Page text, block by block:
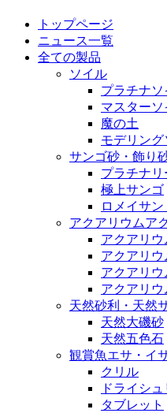
トップページ
ニュース一覧
全ての製品
ソイル
プラチナソ
マスターソ
魔の土
モデリング
サンゴ砂・飾り
プラチナリ
極上サンゴ
ロメイサン
アクアリウムア
アクアリ
アクアリ
アクアリウ
アクアリ
天然砂利・天然
天然大磯砂
天然五色石
観賞魚エサ・イ
クリル
ドライシ
タブレット